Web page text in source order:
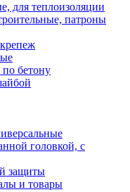
для теплоизоляции
патроны
бетону
головкой, с
защиты
и товары